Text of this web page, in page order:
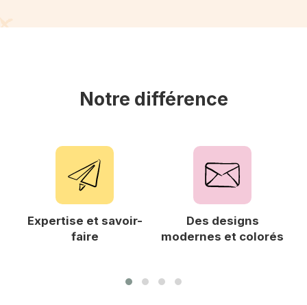
Notre différence
Expertise et savoir-
faire
Des designs
modernes et colorés